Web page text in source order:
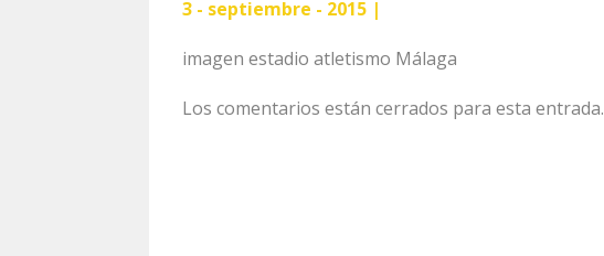
3 - septiembre - 2015 |
imagen estadio atletismo Málaga
Los comentarios están cerrados para esta entrada.